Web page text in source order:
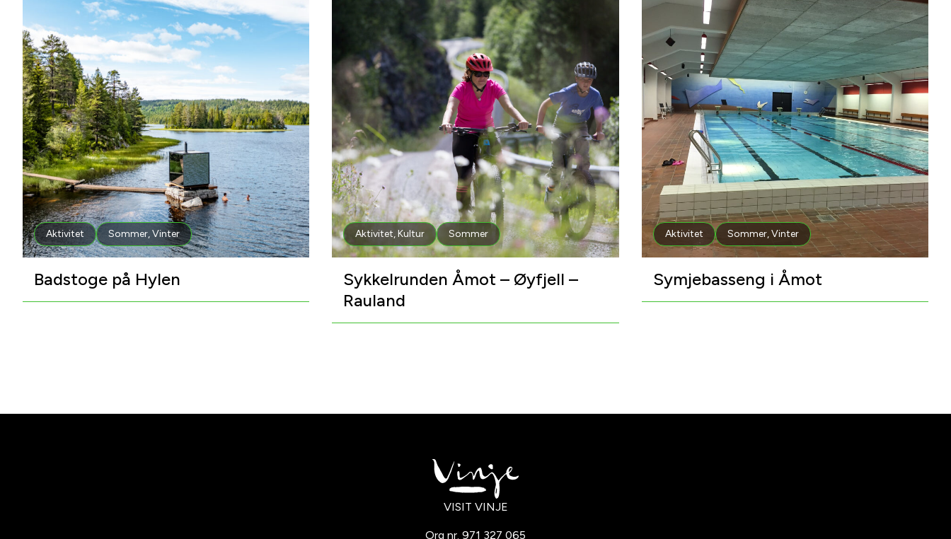
Aktivitet Sommer,Vinter
Badstoge på Hylen
Aktivitet,Kultur Sommer
Sykkelrunden Åmot – Øyfjell –
Rauland
Aktivitet Sommer,Vinter
Symjebasseng i Åmot
VISIT VINJE
Org nr. 971 327 065